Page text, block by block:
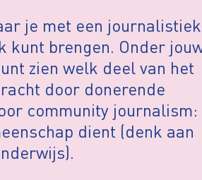
je met een
kunt brengen. Onder
zien welk deel van het
door donerende
community journalism:
dient (denk aan